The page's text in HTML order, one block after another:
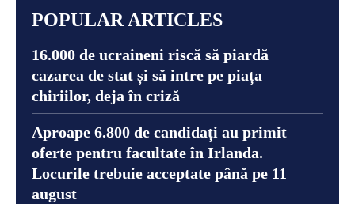
POPULAR ARTICLES
16.000 de ucraineni riscă să piardă
cazarea de stat și să intre pe piața
chiriilor, deja în criză
Aproape 6.800 de candidați au primit
oferte pentru facultate în Irlanda.
Locurile trebuie acceptate până pe 11
august